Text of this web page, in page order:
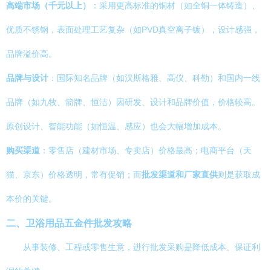
高端市场（千元以上） ：采用更高标准的铜材（如全铜一体铸造）、
优质不锈钢，表面处理工艺复杂（如PVD真空离子镀），设计感强，
品牌溢价高。
品牌与设计 ：国际知名品牌（如汉斯格雅、高仪、科勒）和国内一线
品牌（如九牧、箭牌、恒洁）因研发、设计和品牌价值，价格较高。
原创设计、智能功能（如恒温、感应）也会大幅增加成本。
购买渠道 ：零售店（建材市场、专卖店）价格最高；电商平台（天
猫、京东）价格透明，常有促销；而批发渠道和厂家直供则是获取成
本价的关键。
二、卫浴用品五金件批发攻略
从事装修、工程或零售生意，进行批发采购是降低成本、保证利